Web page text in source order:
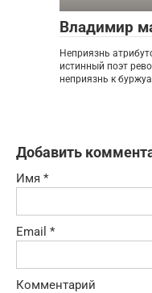
Владимир
Неприязнь
истинный поэт
неприязнь к
Добавить
Имя *
Email *
Комментарий